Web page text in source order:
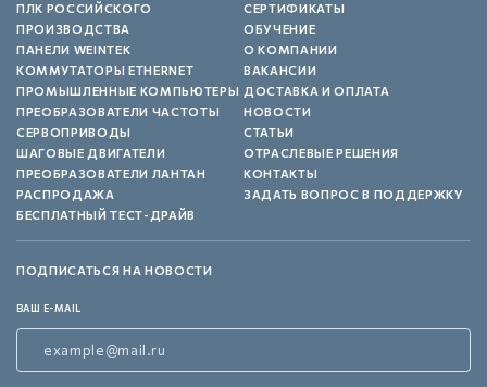
ПЛК РОССИЙСКОГО
ПРОИЗВОДСТВА
ПАНЕЛИ WEINTEK
КОММУТАТОРЫ ETHERNET
ПРОМЫШЛЕННЫЕ КОМПЬЮТЕРЫ
ПРЕОБРАЗОВАТЕЛИ ЧАСТОТЫ
СЕРВОПРИВОДЫ
ШАГОВЫЕ ДВИГАТЕЛИ
ПРЕОБРАЗОВАТЕЛИ ЛАНТАН
РАСПРОДАЖА
БЕСПЛАТНЫЙ ТЕСТ-ДРАЙВ
СЕРТИФИКАТЫ
ОБУЧЕНИЕ
О КОМПАНИИ
ВАКАНСИИ
ДОСТАВКА И ОПЛАТА
НОВОСТИ
СТАТЬИ
ОТРАСЛЕВЫЕ РЕШЕНИЯ
КОНТАКТЫ
ЗАДАТЬ ВОПРОС В ПОДДЕРЖКУ
ПОДПИСАТЬСЯ НА НОВОСТИ
ВАШ E-MAIL